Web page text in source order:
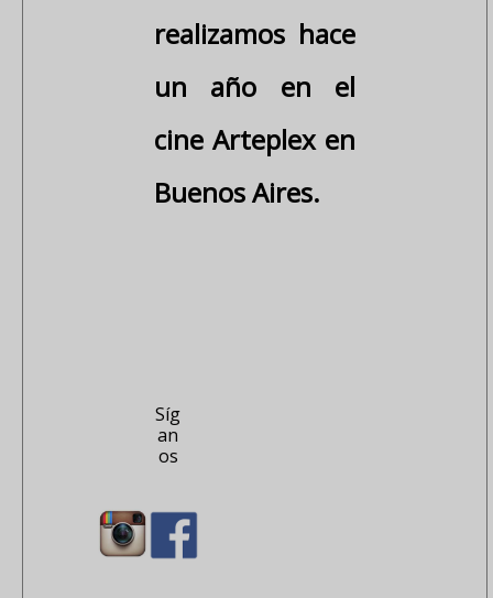
realizamos hace
un año en el
cine Arteplex en
Buenos Aires.
Síg
an
os